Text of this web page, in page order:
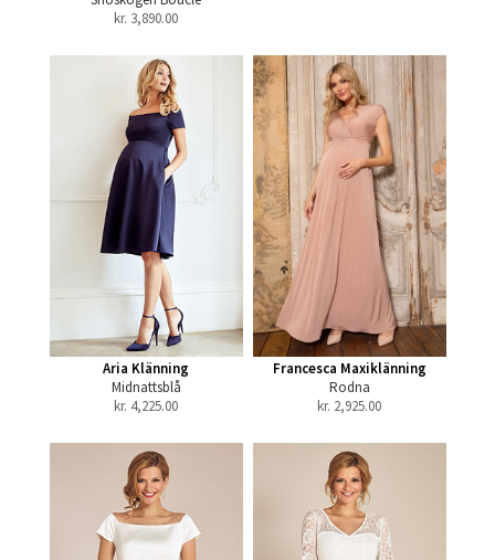
kr. 3,890.00
Aria Klänning
Midnattsblå
kr. 4,225.00
Francesca Maxiklänning
Rodna
kr. 2,925.00